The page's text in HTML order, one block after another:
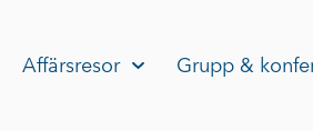
Affärsresor Grupp &